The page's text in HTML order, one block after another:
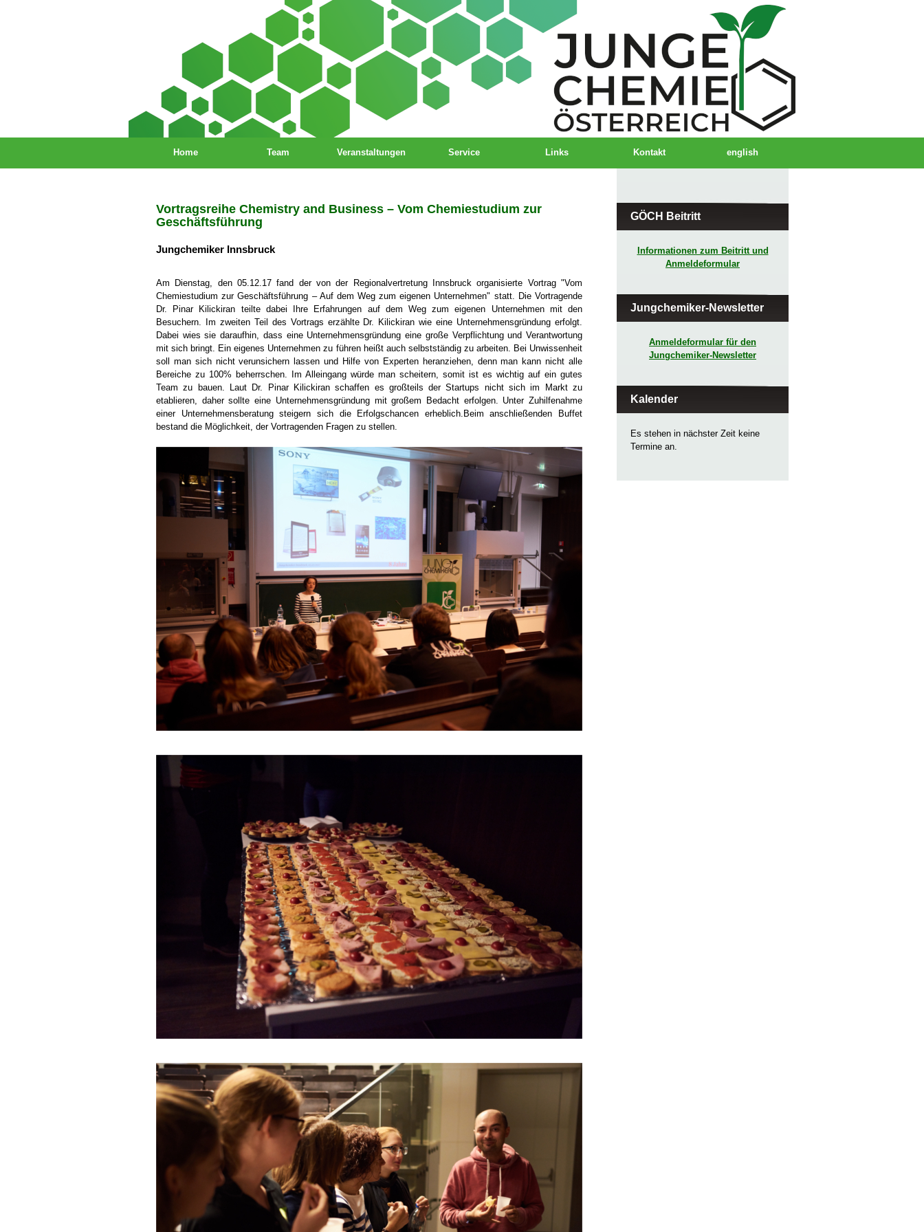
Home Team Veranstaltungen Service Links Kontakt english
Vortragsreihe Chemistry and Business – Vom Chemiestudium zur
Geschäftsführung
Jungchemiker Innsbruck
Am Dienstag, den 05.12.17 fand der von der Regionalvertretung Innsbruck organisierte Vortrag "Vom
Chemiestudium zur Geschäftsführung – Auf dem Weg zum eigenen Unternehmen" statt. Die Vortragende
Dr. Pinar Kilickiran teilte dabei Ihre Erfahrungen auf dem Weg zum eigenen Unternehmen mit den
Besuchern. Im zweiten Teil des Vortrags erzählte Dr. Kilickiran wie eine Unternehmensgründung erfolgt.
Dabei wies sie daraufhin, dass eine Unternehmensgründung eine große Verpflichtung und Verantwortung
mit sich bringt. Ein eigenes Unternehmen zu führen heißt auch selbstständig zu arbeiten. Bei Unwissenheit
soll man sich nicht verunsichern lassen und Hilfe von Experten heranziehen, denn man kann nicht alle
Bereiche zu 100% beherrschen. Im Alleingang würde man scheitern, somit ist es wichtig auf ein gutes
Team zu bauen. Laut Dr. Pinar Kilickiran schaffen es großteils der Startups nicht sich im Markt zu
etablieren, daher sollte eine Unternehmensgründung mit großem Bedacht erfolgen. Unter Zuhilfenahme
einer Unternehmensberatung steigern sich die Erfolgschancen erheblich.Beim anschließenden Buffet
bestand die Möglichkeit, der Vortragenden Fragen zu stellen.
GÖCH Beitritt
Informationen zum Beitritt und
Anmeldeformular
Jungchemiker-Newsletter
Anmeldeformular für den
Jungchemiker-Newsletter
Kalender
Es stehen in nächster Zeit keine
Termine an.